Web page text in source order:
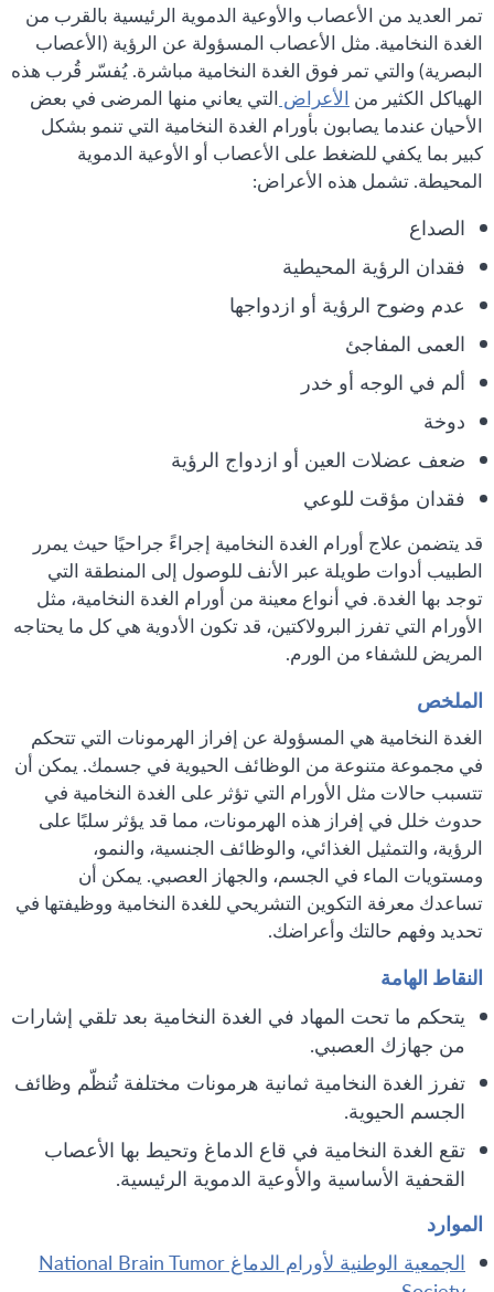
تمر العديد من الأعصاب والأوعية الدموية الرئيسية بالقرب من
الغدة النخامية. مثل الأعصاب المسؤولة عن الرؤية (الأعصاب
البصرية) والتي تمر فوق الغدة النخامية مباشرة. يُفسّر قُرب هذه
الهياكل الكثير من الأعراض التي يعاني منها المرضى في بعض
الأحيان عندما يصابون بأورام الغدة النخامية التي تنمو بشكل
كبير بما يكفي للضغط على الأعصاب أو الأوعية الدموية
المحيطة. تشمل هذه الأعراض:
الصداع
فقدان الرؤية المحيطية
عدم وضوح الرؤية أو ازدواجها
العمى المفاجئ
ألم في الوجه أو خدر
دوخة
ضعف عضلات العين أو ازدواج الرؤية
فقدان مؤقت للوعي
قد يتضمن علاج أورام الغدة النخامية إجراءً جراحيًا حيث يمرر
الطبيب أدوات طويلة عبر الأنف للوصول إلى المنطقة التي
توجد بها الغدة. في أنواع معينة من أورام الغدة النخامية، مثل
الأورام التي تفرز البرولاكتين، قد تكون الأدوية هي كل ما يحتاجه
المريض للشفاء من الورم.
الملخص
الغدة النخامية هي المسؤولة عن إفراز الهرمونات التي تتحكم
في مجموعة متنوعة من الوظائف الحيوية في جسمك. يمكن أن
تتسبب حالات مثل الأورام التي تؤثر على الغدة النخامية في
حدوث خلل في إفراز هذه الهرمونات، مما قد يؤثر سلبًا على
الرؤية، والتمثيل الغذائي، والوظائف الجنسية، والنمو،
ومستويات الماء في الجسم، والجهاز العصبي. يمكن أن
تساعدك معرفة التكوين التشريحي للغدة النخامية ووظيفتها في
تحديد وفهم حالتك وأعراضك.
النقاط الهامة
يتحكم ما تحت المهاد في الغدة النخامية بعد تلقي إشارات
من جهازك العصبي.
تفرز الغدة النخامية ثمانية هرمونات مختلفة تُنظّم وظائف
الجسم الحيوية.
تقع الغدة النخامية في قاع الدماغ وتحيط بها الأعصاب
القحفية الأساسية والأوعية الدموية الرئيسية.
الموارد
الجمعية الوطنية لأورام الدماغ National Brain Tumor